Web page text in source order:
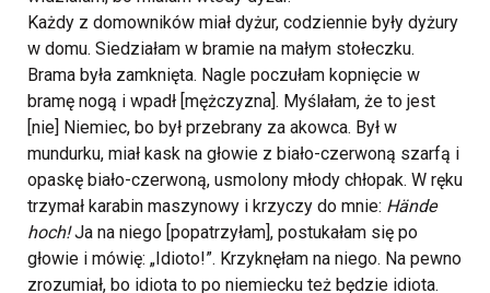
Każdy z domowników miał dyżur, codziennie były dyżury
w domu. Siedziałam w bramie na małym stołeczku.
Brama była zamknięta. Nagle poczułam kopnięcie w
bramę nogą i wpadł [mężczyzna]. Myślałam, że to jest
[nie] Niemiec, bo był przebrany za akowca. Był w
mundurku, miał kask na głowie z biało-czerwoną szarfą i
opaskę biało-czerwoną, usmolony młody chłopak. W ręku
trzymał karabin maszynowy i krzyczy do mnie: Hände
hoch!Ja na niego [popatrzyłam], postukałam się po
głowie i mówię: „Idioto!”. Krzyknęłam na niego. Na pewno
zrozumiał, bo idiota to po niemiecku też będzie idiota.